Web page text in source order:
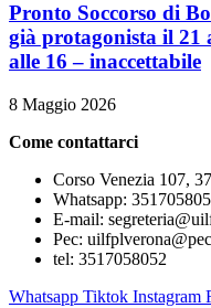
Pronto Soccorso di
già protagonista il 21
alle 16 – inaccettabile
8 Maggio 2026
Come contattarci
Corso Venezia 107,
Whatsapp:
E-mail:
Pec:
tel: 3517058052
Whatsapp Tiktok Instagram